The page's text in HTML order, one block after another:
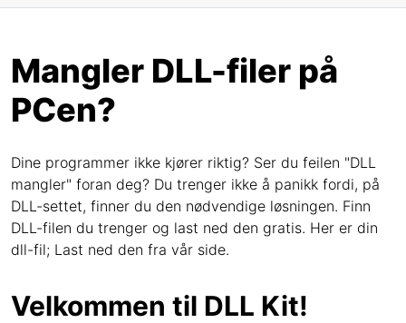
Mangler DLL-filer på
PCen?
Dine programmer ikke kjører riktig? Ser du feilen "DLL
mangler" foran deg? Du trenger ikke å panikk fordi, på
DLL-settet, finner du den nødvendige løsningen. Finn
DLL-filen du trenger og last ned den gratis. Her er din
dll-fil; Last ned den fra vår side.
Velkommen til DLL Kit!